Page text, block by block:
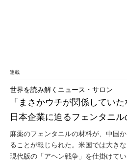
連載
「まさかウチが関係してい
日本企業に迫るフェンタニル
世界を読み解くニュース・サロン
麻薬のフェンタニルの材料が、中国
ることが報じられた。米国では大き
現代版の「アヘン戦争」を仕掛けて